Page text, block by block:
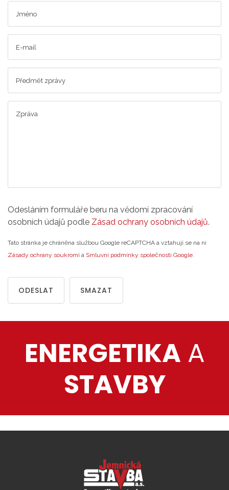
Odesláním formuláře beru na vědomí zpracování
osobních údajů podle Zásad ochrany osobních údajů.
Tato stránka je chráněna službou Google reCAPTCHA a vztahují se na ni
Zásady ochrany soukromí a Smluvní podmínky společnosti Google.
ODESLAT SMAZAT
ENERGETIKA A
STAVBY